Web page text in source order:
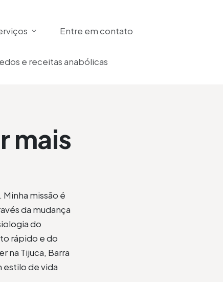
Entre em contato
e receitas anabólicas
mais
missão é
da mudança
do
rápido e do
Tijuca, Barra
estilo de vida